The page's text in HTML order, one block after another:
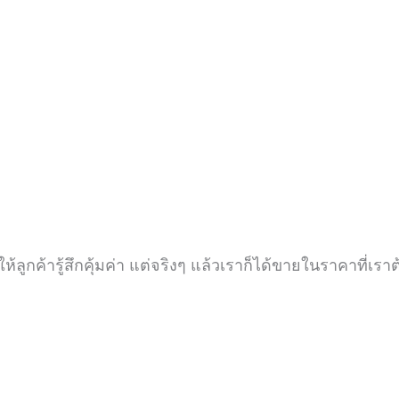
ห้ลูกค้ารู้สึกคุ้มค่า แต่จริงๆ แล้วเราก็ได้ขายในราคาที่เรา